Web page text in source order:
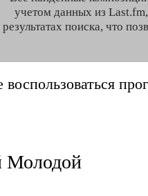
учетом данных из
результатах поиска, что
Молодой